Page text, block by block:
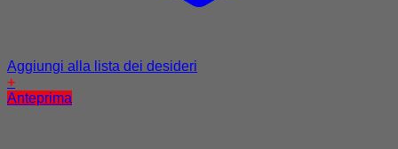
Aggiungi alla lista dei desideri
+
Anteprima